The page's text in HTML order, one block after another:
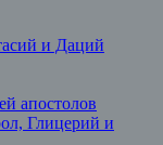
и Даций
апостолов
Глицерий и